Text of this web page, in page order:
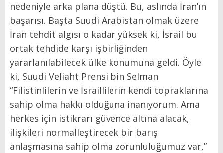
nedeniyle arka plana düştü. Bu, aslında İran’ın
başarısı. Başta Suudi Arabistan olmak üzere
İran tehdit algısı o kadar yüksek ki, İsrail bu
ortak tehdide karşı işbirliğinden
yararlanılabilecek ülke konumuna geldi. Öyle
ki, Suudi Veliaht Prensi bin Selman
“Filistinlilerin ve İsraillilerin kendi topraklarına
sahip olma hakkı olduğuna inanıyorum. Ama
herkes için istikrarı güvence altına alacak,
ilişkileri normalleştirecek bir barış
anlaşmasına sahip olma zorunluluğumuz var,”